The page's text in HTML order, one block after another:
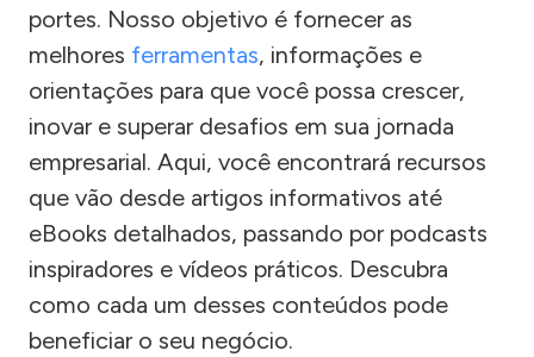
portes. Nosso objetivo é fornecer as
melhores ferramentas, informações e
orientações para que você possa crescer,
inovar e superar desafios em sua jornada
empresarial. Aqui, você encontrará recursos
que vão desde artigos informativos até
eBooks detalhados, passando por podcasts
inspiradores e vídeos práticos. Descubra
como cada um desses conteúdos pode
beneficiar o seu negócio.